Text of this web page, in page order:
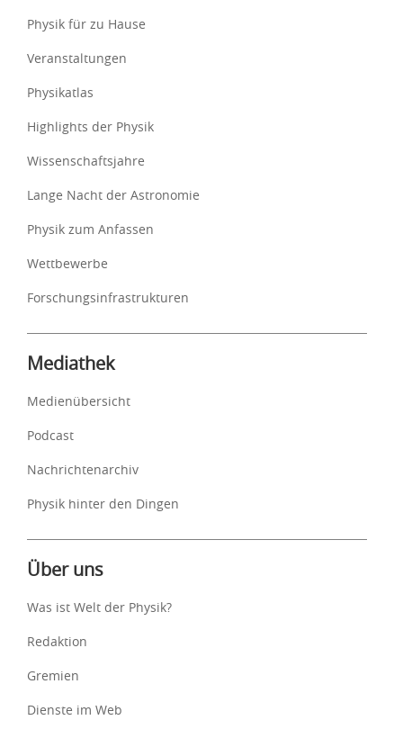
Physik für zu Hause
Veranstaltungen
Physikatlas
Highlights der Physik
Wissenschaftsjahre
Lange Nacht der Astronomie
Physik zum Anfassen
Wettbewerbe
Forschungsinfrastrukturen
Mediathek
Medienübersicht
Podcast
Nachrichtenarchiv
Physik hinter den Dingen
Über uns
Was ist Welt der Physik?
Redaktion
Gremien
Dienste im Web